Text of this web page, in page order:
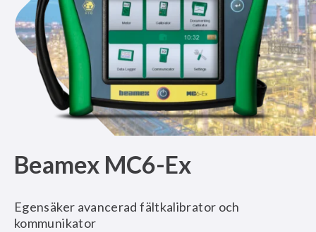
Beamex MC6-Ex
Egensäker avancerad fältkalibrator och
kommunikator